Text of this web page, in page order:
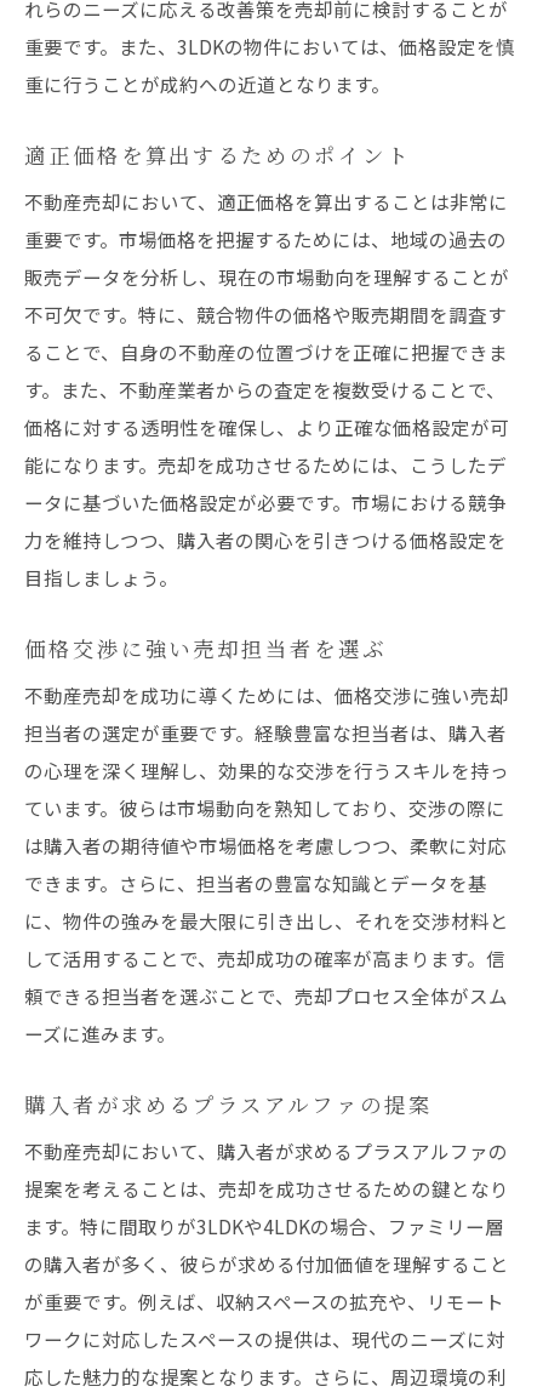
れらのニーズに応える改善策を売却前に検討することが
重要です。また、3LDKの物件においては、価格設定を慎
重に行うことが成約への近道となります。
適正価格を算出するためのポイント
不動産売却において、適正価格を算出することは非常に
重要です。市場価格を把握するためには、地域の過去の
販売データを分析し、現在の市場動向を理解することが
不可欠です。特に、競合物件の価格や販売期間を調査す
ることで、自身の不動産の位置づけを正確に把握できま
す。また、不動産業者からの査定を複数受けることで、
価格に対する透明性を確保し、より正確な価格設定が可
能になります。売却を成功させるためには、こうしたデ
ータに基づいた価格設定が必要です。市場における競争
力を維持しつつ、購入者の関心を引きつける価格設定を
目指しましょう。
価格交渉に強い売却担当者を選ぶ
不動産売却を成功に導くためには、価格交渉に強い売却
担当者の選定が重要です。経験豊富な担当者は、購入者
の心理を深く理解し、効果的な交渉を行うスキルを持っ
ています。彼らは市場動向を熟知しており、交渉の際に
は購入者の期待値や市場価格を考慮しつつ、柔軟に対応
できます。さらに、担当者の豊富な知識とデータを基
に、物件の強みを最大限に引き出し、それを交渉材料と
して活用することで、売却成功の確率が高まります。信
頼できる担当者を選ぶことで、売却プロセス全体がスム
ーズに進みます。
購入者が求めるプラスアルファの提案
不動産売却において、購入者が求めるプラスアルファの
提案を考えることは、売却を成功させるための鍵となり
ます。特に間取りが3LDKや4LDKの場合、ファミリー層
の購入者が多く、彼らが求める付加価値を理解すること
が重要です。例えば、収納スペースの拡充や、リモート
ワークに対応したスペースの提供は、現代のニーズに対
応した魅力的な提案となります。さらに、周辺環境の利